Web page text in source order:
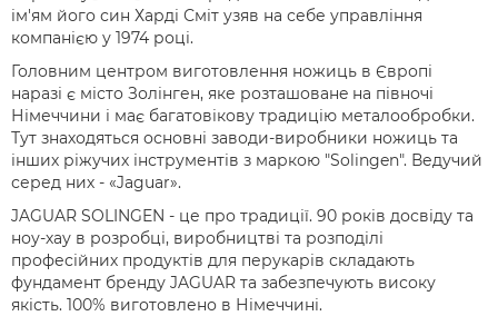
ім'ям його син Харді Сміт узяв на себе управління
компанією у 1974 році.
Головним центром виготовлення ножиць в Європі
наразі є місто Золінген, яке розташованe на півночі
Німеччини і має багатовікову традицію металообробки.
Тут знаходяться основні заводи-виробники ножиць та
інших ріжучих інструментів з маркою "Solingen". Ведучий
серед них - «Jaguar».
JAGUAR SOLINGEN - це про традиції. 90 років досвіду та
ноу-хау в розробці, виробництві та розподілі
професійних продуктів для перукарів складають
фундамент бренду JAGUAR та забезпечують високу
якість. 100% виготовлено в Німеччині.